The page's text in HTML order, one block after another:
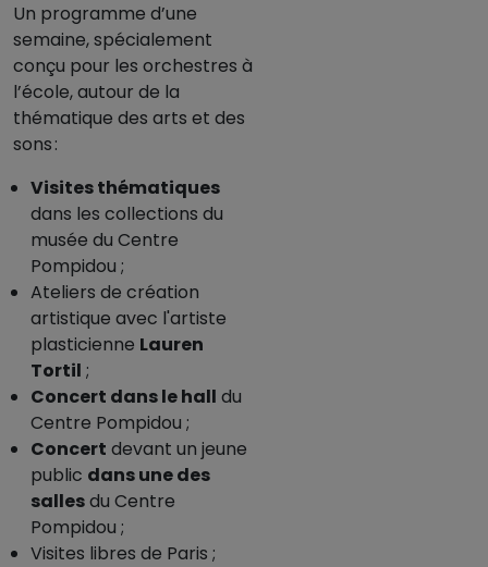
Un programme d’une
semaine, spécialement
conçu pour les orchestres à
l’école, autour de la
thématique des arts et des
sons :
Visites thématiques
dans les collections du
musée du Centre
Pompidou ;
Ateliers de création
artistique avec l'artiste
plasticienne Lauren
Tortil ;
Concert dans le hall du
Centre Pompidou ;
Concert devant un jeune
public dans une des
sallesdu Centre
Pompidou ;
Visites libres de Paris ;